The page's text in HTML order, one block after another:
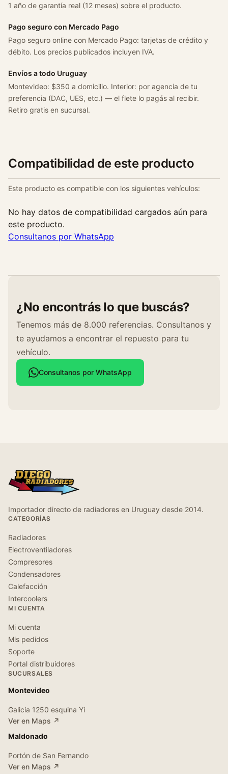
1 año de garantía real (12 meses) sobre el producto.
Pago seguro con Mercado Pago
Pago seguro online con Mercado Pago: tarjetas de crédito y
débito. Los precios publicados incluyen IVA.
Envíos a todo Uruguay
Montevideo: $350 a domicilio. Interior: por agencia de tu
preferencia (DAC, UES, etc.) — el flete lo pagás al recibir.
Retiro gratis en sucursal.
Compatibilidad de este producto
Este producto es compatible con los siguientes vehículos:
No hay datos de compatibilidad cargados aún para
este producto.
Consultanos por WhatsApp
¿No encontrás lo que buscás?
Tenemos más de 8.000 referencias. Consultanos y
te ayudamos a encontrar el repuesto para tu
vehículo.
Consultanos por WhatsApp
Importador directo de radiadores en Uruguay desde 2014.
CATEGORÍAS
Radiadores
Electroventiladores
Compresores
Condensadores
Calefacción
Intercoolers
MI CUENTA
Mi cuenta
Mis pedidos
Soporte
Portal distribuidores
SUCURSALES
Montevideo
Galicia 1250 esquina Yí
Ver en Maps ↗
Maldonado
Portón de San Fernando
Ver en Maps ↗